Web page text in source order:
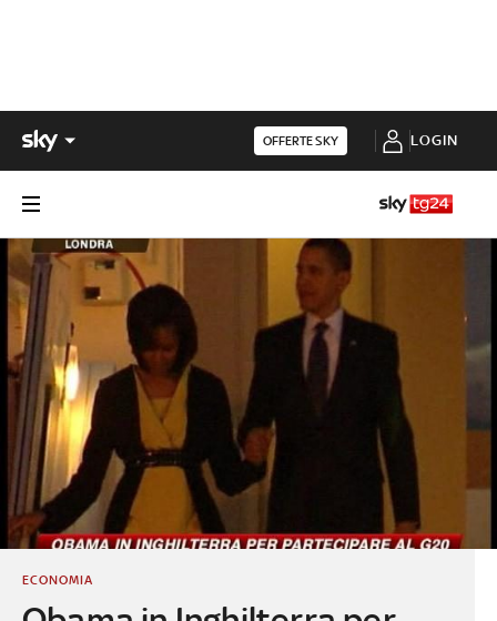
OFFERTE SKY LOGIN
ECONOMIA